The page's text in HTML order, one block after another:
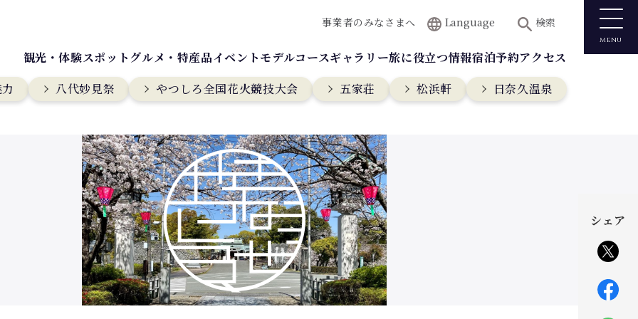
menu
観光・体験スポット グルメ・特産品イベントモデルコースギャラリー旅に役立つ情報宿泊予約アクセス
八代妙見祭 やつしろ全国花火競技大会 五家荘 松浜軒 日奈久温泉
事業者のみなさまへ Language 検索
シェア